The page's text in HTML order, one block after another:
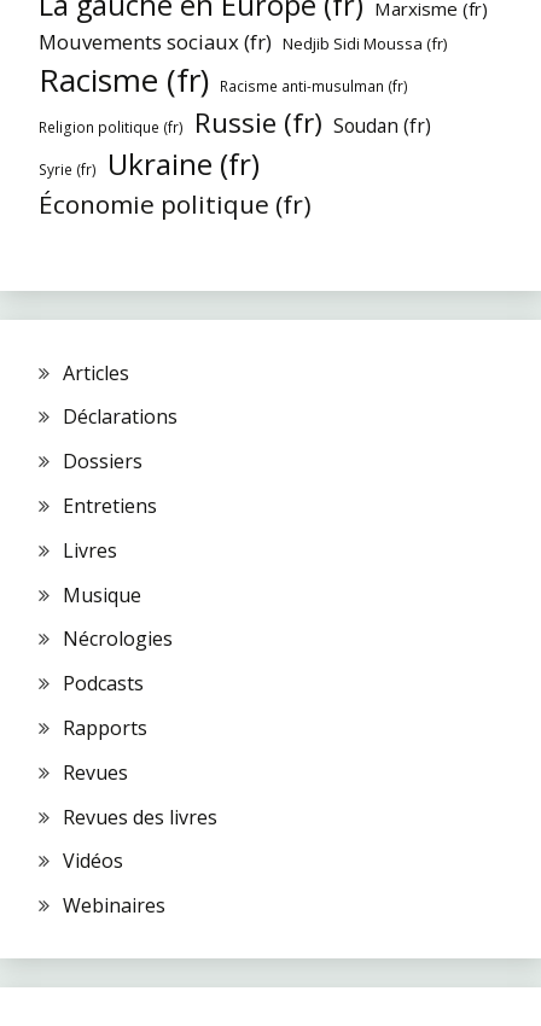
Marxisme (fr)
Mouvements sociaux (fr) Nedjib Sidi Moussa (fr)
Racisme (fr) Racisme anti-musulman (fr)
Religion politique (fr) Russie (fr) Soudan (fr)
Syrie (fr) Ukraine (fr)
Économie politique (fr)
Articles
Déclarations
Dossiers
Entretiens
Livres
Musique
Nécrologies
Podcasts
Rapports
Revues
Revues des livres
Vidéos
Webinaires